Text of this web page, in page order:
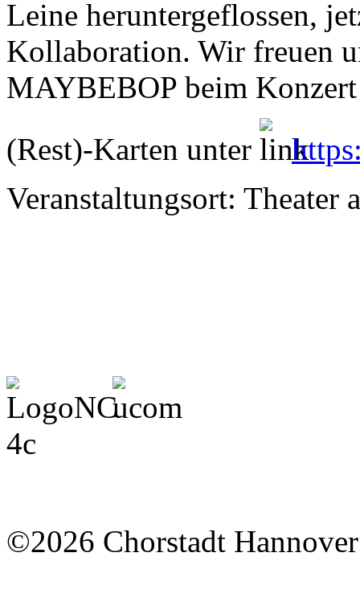
Leine heruntergeflossen,
Kollaboration. Wir freuen
MAYBEBOP beim
(Rest)-Karten unter
Veranstaltungsort: Theater
©2026 Chorstadt Hannover